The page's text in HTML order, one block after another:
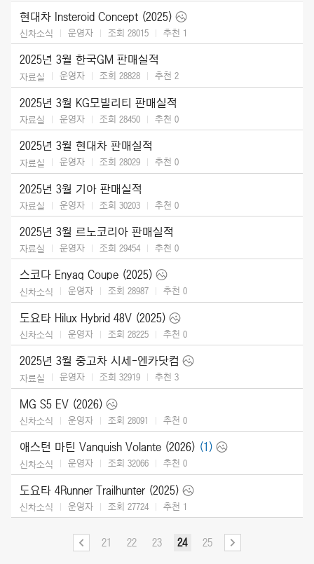
현대차 Insteroid Concept (2025)
신차소식 운영자 조회 28015 추천 1
2025년 3월 한국GM 판매실적
자료실 운영자 조회 28828 추천 2
2025년 3월 KG모빌리티 판매실적
자료실 운영자 조회 28450 추천 0
2025년 3월 현대차 판매실적
자료실 운영자 조회 28029 추천 0
2025년 3월 기아 판매실적
자료실 운영자 조회 30203 추천 0
2025년 3월 르노코리아 판매실적
자료실 운영자 조회 29454 추천 0
스코다 Enyaq Coupe (2025)
신차소식 운영자 조회 28987 추천 0
도요타 Hilux Hybrid 48V (2025)
신차소식 운영자 조회 28225 추천 0
2025년 3월 중고차 시세-엔카닷컴
자료실 운영자 조회 32919 추천 3
MG S5 EV (2026)
신차소식 운영자 조회 28091 추천 0
애스턴 마틴 Vanquish Volante (2026) (1)
신차소식 운영자 조회 32066 추천 0
도요타 4Runner Trailhunter (2025)
신차소식 운영자 조회 27724 추천 1
21 22 23 24 25